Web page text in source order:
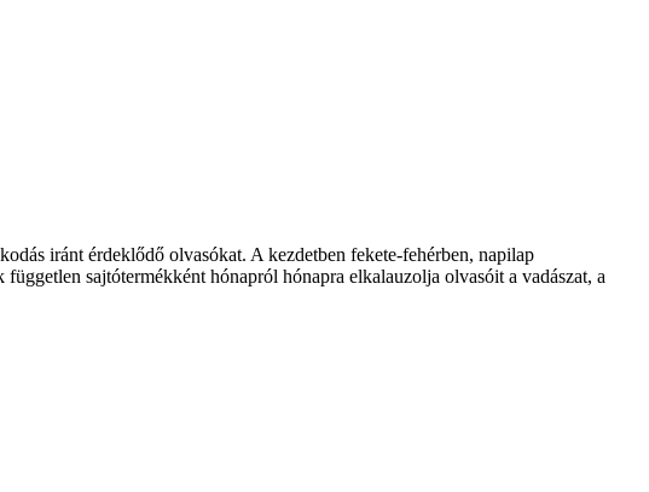
iránt érdeklődő olvasókat. A kezdetben fekete-fehérben, napilap
sajtótermékként hónapról hónapra elkalauzolja olvasóit a vadászat, a